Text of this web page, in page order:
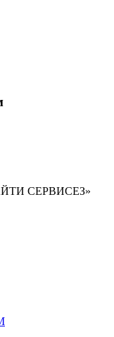
СЕРВИСЕЗ»